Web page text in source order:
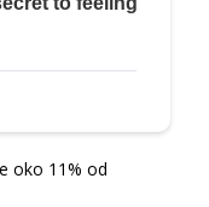
oko 11% od